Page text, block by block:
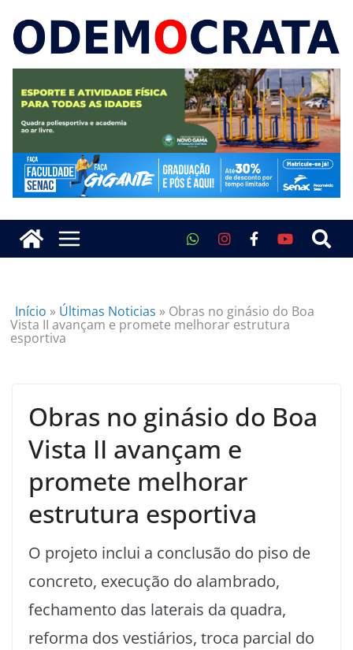
Início » Últimas Noticias » Obras no ginásio do Boa
Vista II avançam e promete melhorar estrutura
esportiva
Obras no ginásio do Boa
Vista II avançam e
promete melhorar
estrutura esportiva
O projeto inclui a conclusão do piso de
concreto, execução do alambrado,
fechamento das laterais da quadra,
reforma dos vestiários, troca parcial do